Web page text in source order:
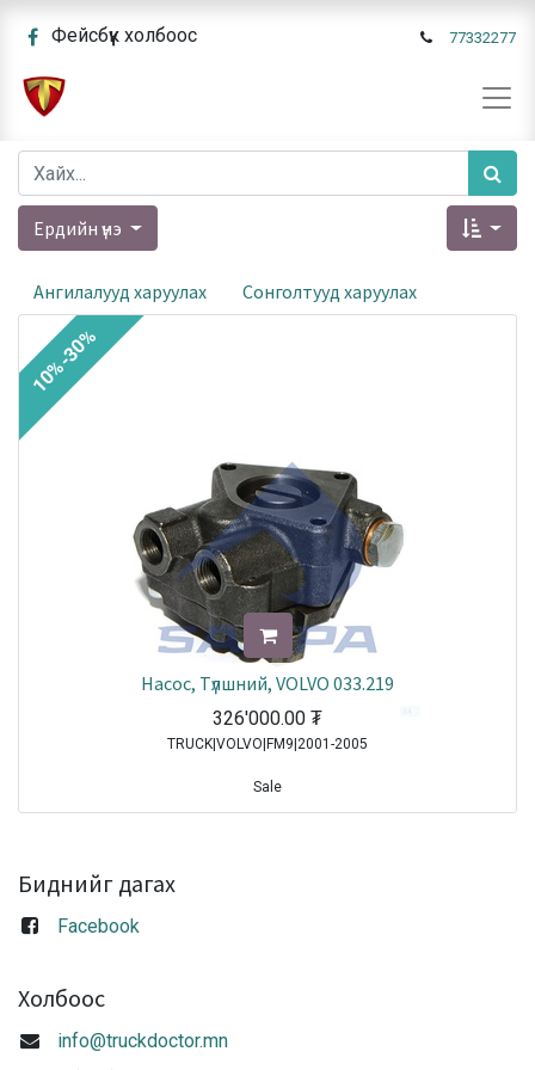
Фейсбүүк холбоос 77332277
Ердийн үнэ
Ангилалууд харуулах Сонголтууд харуулах
Насос, Tүлшний, VOLVO 033.219
326'000.00 ₮
TRUCK|VOLVO|FM9|2001-2005
Sale
10%-30%
Биднийг дагах
Facebook
Холбоос
info@truckdoctor.mn